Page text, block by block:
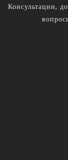
Консультации,